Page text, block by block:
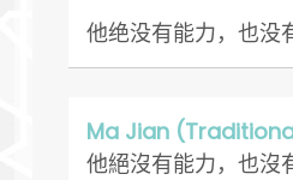
他绝没有能力，也没
Ma Jian
他絕沒有能力，也沒